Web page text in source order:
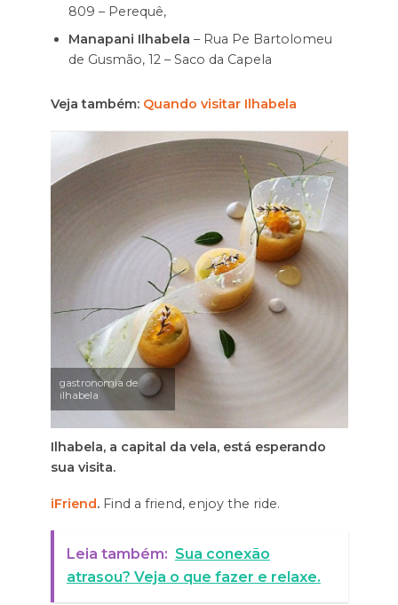
809 – Perequê,
Manapani Ilhabela – Rua Pe Bartolomeu
de Gusmão, 12 – Saco da Capela
Veja também: Quando visitar Ilhabela
gastronomia de
ilhabela
Ilhabela, a capital da vela, está esperando
sua visita.
iFriend. Find a friend, enjoy the ride.
Leia também: Sua conexão
atrasou? Veja o que fazer e relaxe.